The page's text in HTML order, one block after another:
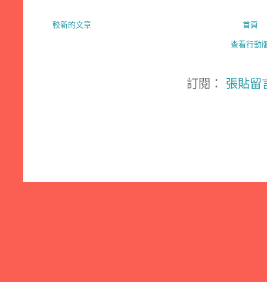
較新的文章 首頁
查看行動
訂閱： 張貼留